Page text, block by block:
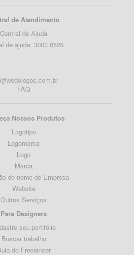
de Atendimento
Central de Ajuda
de ajuda: 3003 0528
FAQ
Nossos Produtos
Logotipo
Logomarca
Logo
Marca
de nome de Empresa
Website
Outros Serviços
Para Designers
seu portifólio
Buscar trabalho
do Freelancer